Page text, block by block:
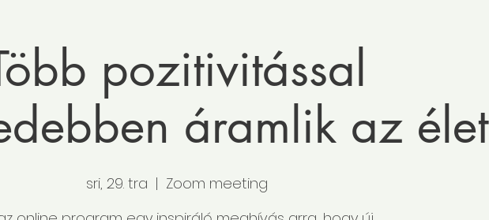
pozitivitással
áramlik az élet
sri, 29. tra
  |
Zoom meeting